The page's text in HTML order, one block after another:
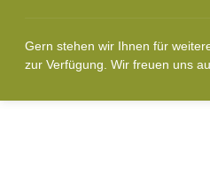
Gern stehen wir Ihnen für
zur Verfügung. Wir freuen uns